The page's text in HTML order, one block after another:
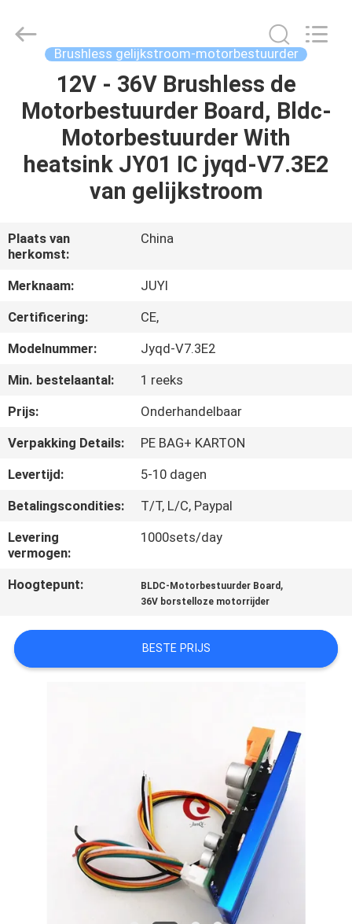
THUIS
PRODUCTEN
FABRIEKSTOCHT
KWALITEITSCONTROLE
NEEM
CONTACT
MET
ONS
OP
NIEUWS
VRAAG
EEN
SITEMAP
International
Trade
Brushless gelijkstroom-motorbestuurder
12V - 36V Brushless de
Motorbestuurder Board, Bldc-
Motorbestuurder With
heatsink JY01 IC jyqd-V7.3E2
van gelijkstroom
Plaats van
herkomst:
China
Merknaam:
JUYI
Certificering:
CE,
Modelnummer:
Jyqd-V7.3E2
Min. bestelaantal:
1 reeks
Prijs:
Onderhandelbaar
Verpakking Details:
PE BAG+ KARTON
Levertijd:
5-10 dagen
Betalingscondities:
T/T, L/C, Paypal
Levering
vermogen:
1000sets/day
Hoogtepunt: BLDC-Motorbestuurder Board ,
36V borstelloze motorrijder
BESTE PRIJS